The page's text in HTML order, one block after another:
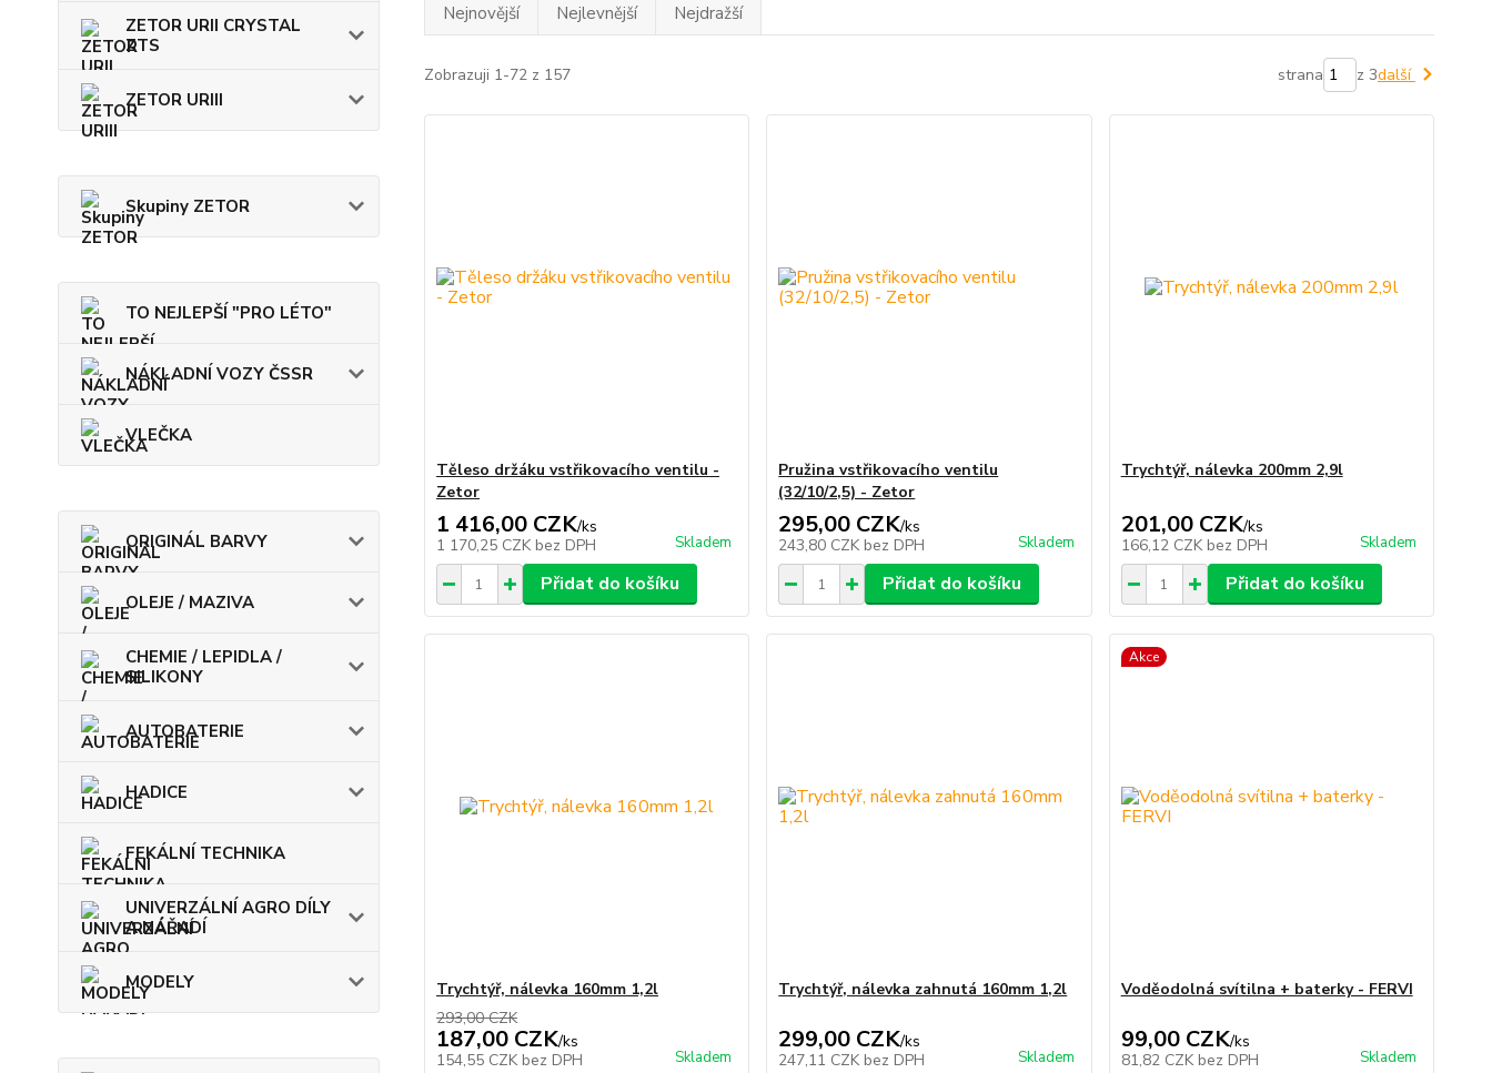
ZETOR URII CRYSTAL
ZTS
ZETOR URIII
Skupiny ZETOR
TO NEJLEPŠÍ "PRO LÉTO"
NÁKLADNÍ VOZY ČSSR
VLEČKA
ORIGINÁL BARVY
OLEJE / MAZIVA
CHEMIE / LEPIDLA /
SILIKONY
AUTOBATERIE
HADICE
FEKÁLNÍ TECHNIKA
UNIVERZÁLNÍ AGRO DÍLY
A NÁŘADÍ
MODELY
Nejnovější Nejlevnější Nejdražší
Zobrazuji 1-72 z 157 strana z 3další
Těleso držáku vstřikovacího ventilu -
Zetor
1 416,00 CZK/ks
1 170,25 CZK bez DPH Skladem
Přidat do košíku
Pružina vstřikovacího ventilu
(32/10/2,5) - Zetor
295,00 CZK/ks
243,80 CZK bez DPH Skladem
Přidat do košíku
Trychtýř, nálevka 200mm 2,9l
201,00 CZK/ks
166,12 CZK bez DPH Skladem
Přidat do košíku
Trychtýř, nálevka 160mm 1,2l
293,00 CZK
187,00 CZK/ks
154,55 CZK bez DPH Skladem
Trychtýř, nálevka zahnutá 160mm 1,2l
299,00 CZK/ks
247,11 CZK bez DPH Skladem
Akce
Voděodolná svítilna + baterky - FERVI
99,00 CZK/ks
81,82 CZK bez DPH Skladem